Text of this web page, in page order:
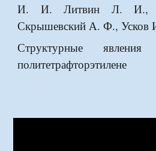
И. И. Литвин Л. И.,
Скрышевский А. Ф., Усков
Структурные
политетрафторэтилене